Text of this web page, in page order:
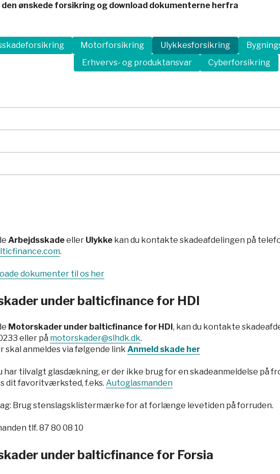
den ønskede forsikring og download dokumenterne herfra
Motorforsikring Ulykkesforsikring
Erhvervs- og produktansvar
Cyberforsikring
Arbejdsskadeeller Ulykke kan du kontakte skadeafdelingen på
.
dokumenter til os her
under balticfinance for HDI
Motorskader under balticfinance for HDI, kan du kontakte
eller på motorskader@slhdk.dk.
skal anmeldes via følgende link Anmeld skade her
har tilvalgt glasdækning, er der ikke brug for en skadeanmeldelse på
dit favoritværksted, f.eks. Autoglasmanden
Brug stenslagsklistermærke for at forlænge levetiden på forruden.
tlf. 87 80 08 10
under balticfinance for Forsia